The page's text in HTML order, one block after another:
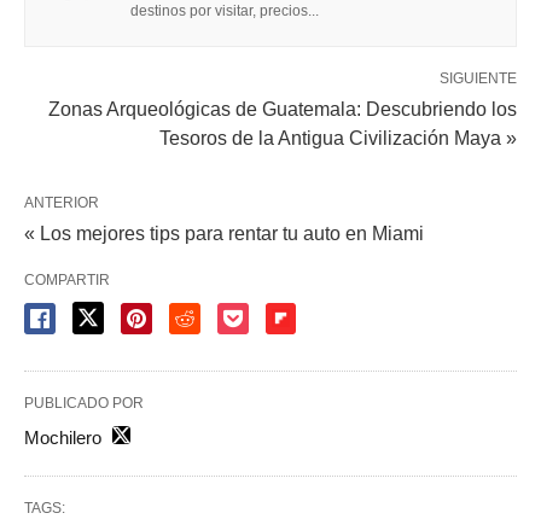
destinos por visitar, precios...
SIGUIENTE
Zonas Arqueológicas de Guatemala: Descubriendo los
Tesoros de la Antigua Civilización Maya »
ANTERIOR
« Los mejores tips para rentar tu auto en Miami
COMPARTIR
PUBLICADO POR
Mochilero
TAGS: